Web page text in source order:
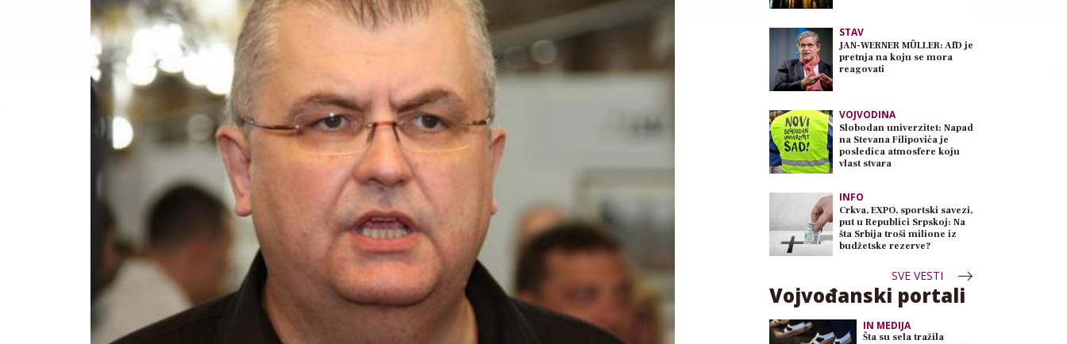
STAV
JAN-WERNER MÜLLER: AfD je
pretnja na koju se mora
reagovati
VOJVODINA
Slobodan univerzitet: Napad
na Stevana Filipovića je
posledica atmosfere koju
vlast stvara
INFO
Crkva, EXPO, sportski savezi,
put u Republici Srpskoj: Na
šta Srbija troši milione iz
budžetske rezerve?
SVE VESTI
Vojvođanski portali
IN MEDIJA
Šta su sela tražila